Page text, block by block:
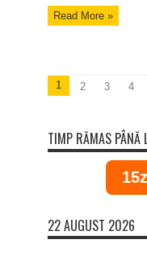
Read More »
1 2 3 4
TIMP RĂMAS PÂNĂ
22 AUGUST 2026